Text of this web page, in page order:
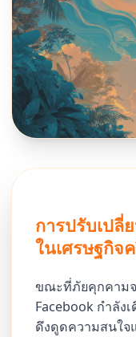
การปรับเปลี่
ในเศรษฐกิจ
ขณะที่ภัยคุกคามจ
Facebook กำลั
ดึงดูดความสนใจ